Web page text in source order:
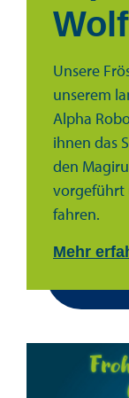
Wolf
Unsere
unserem
Alpha
ihnen das
den
vorgeführt
fahren.
Mehr